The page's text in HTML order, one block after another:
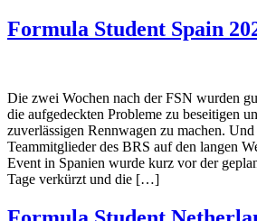
Formula Student Spain
Die zwei Wochen nach der FSN wurden
die aufgedeckten Probleme zu beseitigen
zuverlässigen Rennwagen zu machen.
Teammitglieder des BRS auf den langen
Event in Spanien wurde kurz vor der
Tage verkürzt und die […]